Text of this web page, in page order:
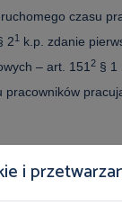
czasu
21 k.p. zdanie
– art. 151 2 § 1
174 § 1 k.p.,
i zasadami
i